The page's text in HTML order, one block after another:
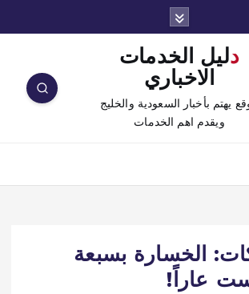
دليل الخدمات
الاخباري
يهتم بأخبار السعودية والخليج
ويقدم اهم الخدمات
الخسارة بسبعة
عاراً!